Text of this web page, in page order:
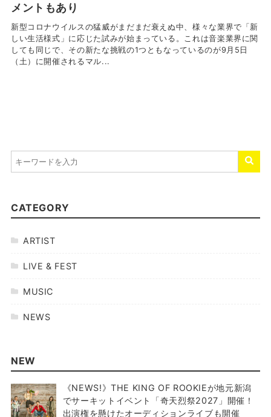
メントもあり
新型コロナウイルスの猛威がまだまだ衰えぬ中、様々な業界で「新
しい生活様式」に応じた試みが始まっている。これは音楽業界に関
しても同じで、その新たな挑戦の1つともなっているのが9月5日
（土）に開催されるマル...
CATEGORY
ARTIST
LIVE & FEST
MUSIC
NEWS
NEW
《NEWS!》THE KING OF ROOKIEが地元新潟
でサーキットイベント「奇天烈祭2027」開催！
出演権を懸けたオーディションライブも開催